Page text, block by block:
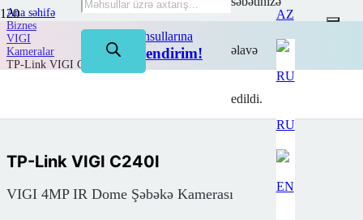
TP-Link məhsullarına
50%-dək endirim! əlavə
edildi.
AZ
RU
Ana səhifə
Biznes
VIGI
Kameralar
TP-Link VIGI C240I
TP-Link VIGI C240I
VIGI 4MP IR Dome Şəbəkə Kamerası